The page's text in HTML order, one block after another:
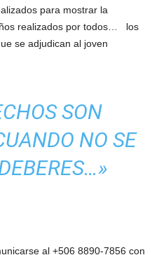
para mostrar la
realizados por todos… los
se adjudican al joven
SON
NO SE
al +506 8890-7856 con